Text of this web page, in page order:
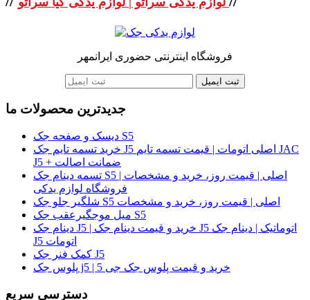
فروشگاه اینترنتی حضوری ایرانمهر
ثبت ایمیل
جدیدترین محصولات ما
دیسک و صفحه جک S5
خرید تسمه تایم جک J5 اصلی اتومات | قیمت تسمه تایم JAC
J5 + ضمانت اصالت
تسمه دینام جک S5 اصلی | قیمت روز، خرید و مشخصات |
فروشگاه لوازم یدکی
شلگیر جلو جک S5 اصلی | قیمت روز، خرید و مشخصات
میل موجگیرعقب جک S5
دینام جک J5 | خرید و قیمت دینام جک J5 اتوماتیک | دینام جک
J5 اتومات
کمک فنر جک J5
پلوس جک j5 | خرید و قیمت پلوس جک جی 5
دسترسی سریع